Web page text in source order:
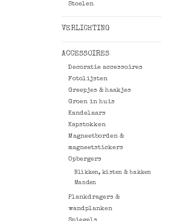
Stoelen
VERLICHTING
ACCESSOIRES
Decoratie accessoires
Fotolijsten
Greepjes & haakjes
Groen in huis
Kandelaars
Kapstokken
Magneetborden &
magneetstickers
Opbergers
Blikken, kisten & bakken
Manden
Plankdragers &
wandplanken